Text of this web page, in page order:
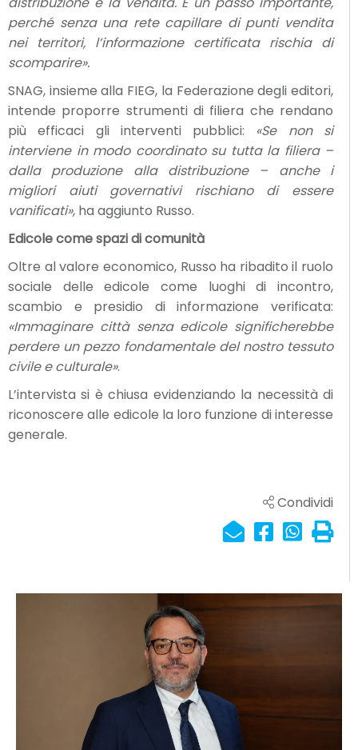
perché senza una rete capillare di punti vendita
nei territori, l’informazione certificata rischia di
scomparire».
SNAG, insieme alla FIEG, la Federazione degli editori,
intende proporre strumenti di filiera che rendano
più efficaci gli interventi pubblici: «Se non si
interviene in modo coordinato su tutta la filiera –
dalla produzione alla distribuzione – anche i
migliori aiuti governativi rischiano di essere
vanificati», ha aggiunto Russo.
Edicole come spazi di comunità
Oltre al valore economico, Russo ha ribadito il ruolo
sociale delle edicole come luoghi di incontro,
scambio e presidio di informazione verificata:
«Immaginare città senza edicole significherebbe
perdere un pezzo fondamentale del nostro tessuto
civile e culturale».
L’intervista si è chiusa evidenziando la necessità di
riconoscere alle edicole la loro funzione di interesse
generale.
Condividi